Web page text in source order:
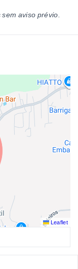
aviso prévio.
Leaflet